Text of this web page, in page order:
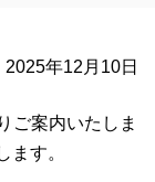
2025年12月10日
ご案内いたしま
ます。